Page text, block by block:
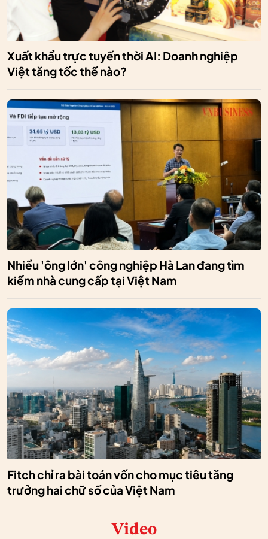
Xuất khẩu trực tuyến thời AI: Doanh nghiệp
Việt tăng tốc thế nào?
Nhiều 'ông lớn' công nghiệp Hà Lan đang tìm
kiếm nhà cung cấp tại Việt Nam
Fitch chỉ ra bài toán vốn cho mục tiêu tăng
trưởng hai chữ số của Việt Nam
Video